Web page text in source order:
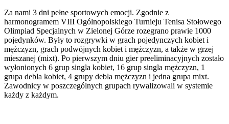
Za nami 3 dni pełne sportowych emocji. Zgodnie z
harmonogramem VIII Ogólnopolskiego Turnieju Tenisa Stołowego
Olimpiad Specjalnych w Zielonej Górze rozegrano prawie 1000
pojedynków. Były to rozgrywki w grach pojedynczych kobiet i
mężczyzn, grach podwójnych kobiet i mężczyzn, a także w grzej
mieszanej (mixt). Po pierwszym dniu gier preeliminacyjnych zostało
wyłonionych 6 grup singla kobiet, 16 grup singla mężczyzn, 1
grupa debla kobiet, 4 grupy debla mężczyzn i jedna grupa mixt.
Zawodnicy w poszczególnych grupach rywalizowali w systemie
każdy z każdym.